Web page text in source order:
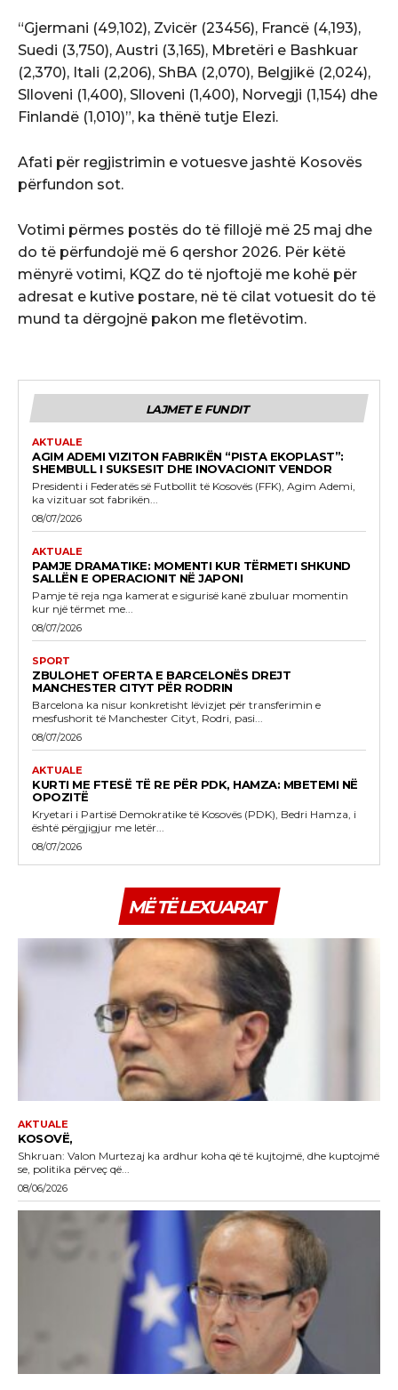
“Gjermani (49,102), Zvicër (23456), Francë (4,193),
Suedi (3,750), Austri (3,165), Mbretëri e Bashkuar
(2,370), Itali (2,206), ShBA (2,070), Belgjikë (2,024),
Slloveni (1,400), Slloveni (1,400), Norvegji (1,154) dhe
Finlandë (1,010)”, ka thënë tutje Elezi.
Afati për regjistrimin e votuesve jashtë Kosovës
përfundon sot.
Votimi përmes postës do të fillojë më 25 maj dhe
do të përfundojë më 6 qershor 2026. Për këtë
mënyrë votimi, KQZ do të njoftojë me kohë për
adresat e kutive postare, në të cilat votuesit do të
mund ta dërgojnë pakon me fletëvotim.
LAJMET E FUNDIT
AKTUALE
AGIM ADEMI VIZITON FABRIKËN “PISTA EKOPLAST”:
SHEMBULL I SUKSESIT DHE INOVACIONIT VENDOR
Presidenti i Federatës së Futbollit të Kosovës (FFK), Agim Ademi,
ka vizituar sot fabrikën...
08/07/2026
AKTUALE
PAMJE DRAMATIKE: MOMENTI KUR TËRMETI SHKUND
SALLËN E OPERACIONIT NË JAPONI
Pamje të reja nga kamerat e sigurisë kanë zbuluar momentin
kur një tërmet me...
08/07/2026
SPORT
ZBULOHET OFERTA E BARCELONËS DREJT
MANCHESTER CITYT PËR RODRIN
Barcelona ka nisur konkretisht lëvizjet për transferimin e
mesfushorit të Manchester Cityt, Rodri, pasi...
08/07/2026
AKTUALE
KURTI ME FTESË TË RE PËR PDK, HAMZA: MBETEMI NË
OPOZITË
Kryetari i Partisë Demokratike të Kosovës (PDK), Bedri Hamza, i
është përgjigjur me letër...
08/07/2026
MË TË LEXUARAT
AKTUALE
KOSOVË,
Shkruan: Valon Murtezaj ka ardhur koha që të kujtojmë, dhe kuptojmë
se, politika përveç që...
08/06/2026